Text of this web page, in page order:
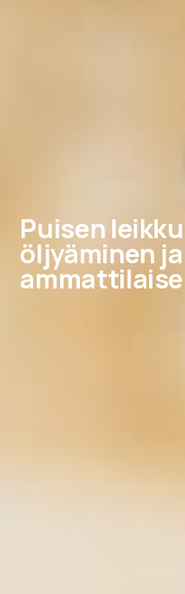
Puisen
öljyäminen